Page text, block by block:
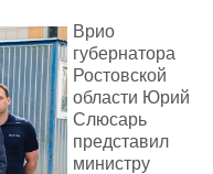
Врио
губернатора
Ростовской
области Юрий
Слюсарь
представил
министру